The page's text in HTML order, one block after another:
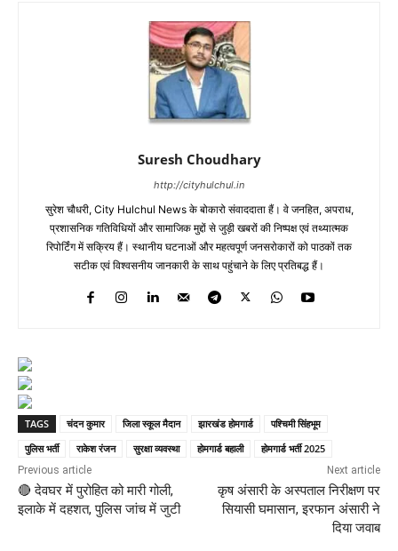
Suresh Choudhary
http://cityhulchul.in
सुरेश चौधरी, City Hulchul News के बोकारो संवाददाता हैं। वे जनहित, अपराध,
प्रशासनिक गतिविधियों और सामाजिक मुद्दों से जुड़ी खबरों की निष्पक्ष एवं तथ्यात्मक
रिपोर्टिंग में सक्रिय हैं। स्थानीय घटनाओं और महत्वपूर्ण जनसरोकारों को पाठकों तक
सटीक एवं विश्वसनीय जानकारी के साथ पहुंचाने के लिए प्रतिबद्ध हैं।
TAGS चंदन कुमार जिला स्कूल मैदान झारखंड होमगार्ड
पश्चिमी सिंहभूम
पुलिस भर्ती
राकेश रंजन सुरक्षा व्यवस्था होमगार्ड बहाली होमगार्ड भर्ती 2025
Previous article
🔴 देवघर में पुरोहित को मारी गोली,
इलाके में दहशत, पुलिस जांच में जुटी
Next article
कृष अंसारी के अस्पताल निरीक्षण पर
सियासी घमासान, इरफान अंसारी ने
दिया जवाब